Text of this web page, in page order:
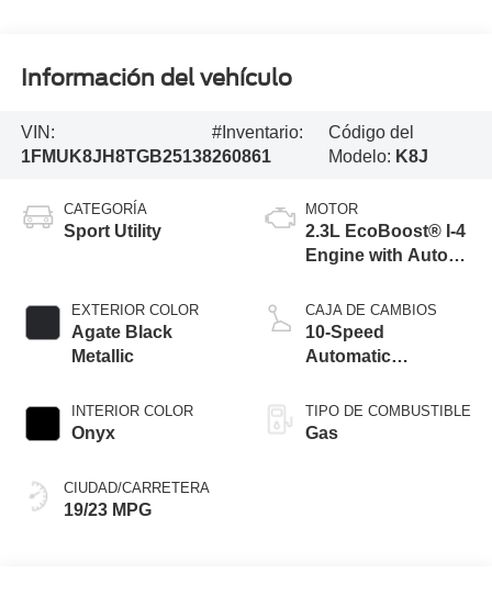
Información del vehículo
VIN:
1FMUK8JH8TGB25138
#Inventario:
260861
Código del
Modelo: K8J
CATEGORÍA
Sport Utility
EXTERIOR COLOR
Agate Black
Metallic
INTERIOR COLOR
Onyx
CIUDAD/CARRETERA
19/23 MPG
MOTOR
2.3L EcoBoost® I-4
Engine with Auto
Technology
CAJA DE CAMBIOS
10-Speed
Automatic
TIPO DE COMBUSTIBLE
Gas